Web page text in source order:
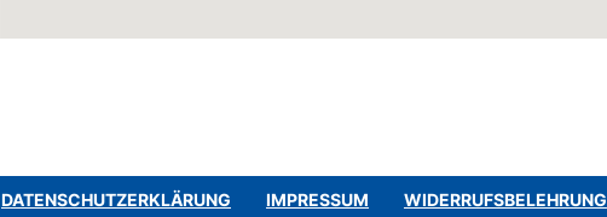
DATENSCHUTZERKLÄRUNG IMPRESSUM WIDERRUFSBELEHRUNG